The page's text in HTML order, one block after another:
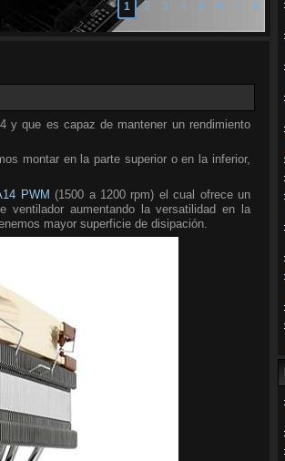
1 2 3 4 5 6 7 8
y que es capaz de mantener un rendimiento
montar en la parte superior o en la inferior,
PWM (1500 a 1200 rpm) el cual ofrece un
ventilador aumentando la versatilidad en la
mayor superficie de disipación.